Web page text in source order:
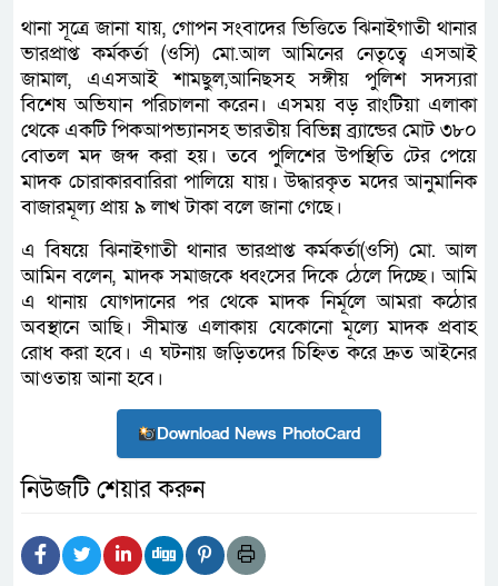
থানা সূত্রে জানা যায়, গোপন সংবাদের ভিত্তিতে ঝিনাইগাতী থানার
ভারপ্রাপ্ত কর্মকর্তা (ওসি) মো.আল আমিনের নেতৃত্বে এসআই
জামাল, এএসআই শামছুল,আনিছসহ সঙ্গীয় পুলিশ সদস্যরা
বিশেষ অভিযান পরিচালনা করেন। এসময় বড় রাংটিয়া এলাকা
থেকে একটি পিকআপভ্যানসহ ভারতীয় বিভিন্ন ব্র্যান্ডের মোট ৩৮০
বোতল মদ জব্দ করা হয়। তবে পুলিশের উপস্থিতি টের পেয়ে
মাদক চোরাকারবারিরা পালিয়ে যায়। উদ্ধারকৃত মদের আনুমানিক
বাজারমূল্য প্রায় ৯ লাখ টাকা বলে জানা গেছে।
এ বিষয়ে ঝিনাইগাতী থানার ভারপ্রাপ্ত কর্মকর্তা(ওসি) মো. আল
আমিন বলেন, মাদক সমাজকে ধ্বংসের দিকে ঠেলে দিচ্ছে। আমি
এ থানায় যোগদানের পর থেকে মাদক নির্মূলে আমরা কঠোর
অবস্থানে আছি। সীমান্ত এলাকায় যেকোনো মূল্যে মাদক প্রবাহ
রোধ করা হবে। এ ঘটনায় জড়িতদের চিহ্নিত করে দ্রুত আইনের
আওতায় আনা হবে।
Download News PhotoCard
নিউজটি শেয়ার করুন